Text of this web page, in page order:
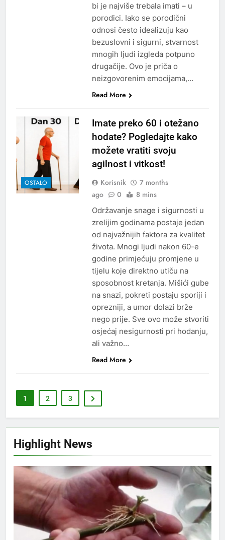
Highlight News
bi je najviše trebala imati – u
porodici. Iako se porodični
odnosi često idealizuju kao
bezuslovni i sigurni, stvarnost
mnogih ljudi izgleda potpuno
drugačije. Ovo je priča o
neizgovorenim emocijama,…
Read More
OSTALO
Imate preko 60 i otežano
hodate? Pogledajte kako
možete vratiti svoju
agilnost i vitkost!
Korisnik
7 months
ago
0 8 mins
Održavanje snage i sigurnosti u
zrelijim godinama postaje jedan
od najvažnijih faktora za kvalitet
života. Mnogi ljudi nakon 60-e
godine primjećuju promjene u
tijelu koje direktno utiču na
sposobnost kretanja. Mišići gube
na snazi, pokreti postaju sporiji i
oprezniji, a umor dolazi brže
nego prije. Sve ovo može stvoriti
osjećaj nesigurnosti pri hodanju,
ali važno…
Read More
1 2 3